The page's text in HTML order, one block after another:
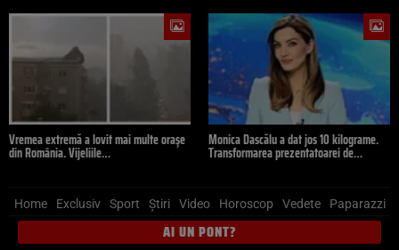
Vremea extremă a lovit mai multe orașe
din România. Vijeliile…
Monica Dascălu a dat jos 10 kilograme.
Transformarea prezentatoarei de…
Home Exclusiv Sport Știri Video Horoscop Vedete Paparazzi
AI UN PONT?